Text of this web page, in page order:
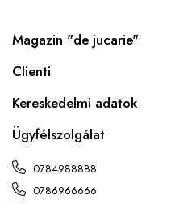
Magazin "de jucarie"
Clienti
Kereskedelmi adatok
Ügyfélszolgálat
0784988888
0786966666